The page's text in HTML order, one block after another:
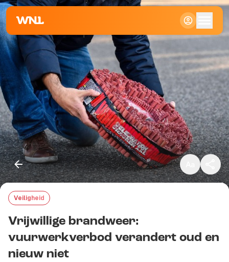
Klein
Standaard
Groot
Veiligheid
Vrijwillige brandweer:
vuurwerkverbod verandert oud en
nieuw niet